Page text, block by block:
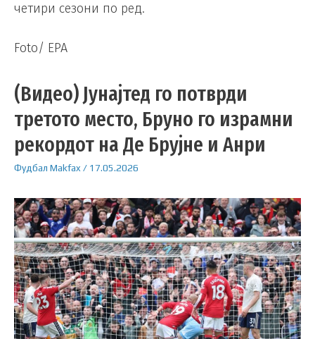
четири сезони по ред.
Foto/ EPA
(Видео) Јунајтед го потврди
третото место, Бруно го израмни
рекордот на Де Брујне и Анри
Фудбал Makfax / 17.05.2026